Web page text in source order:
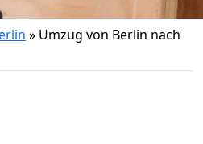
» Umzug von Berlin nach